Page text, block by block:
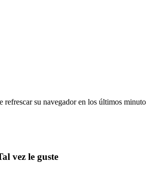
su navegador en los últimos
vez le guste